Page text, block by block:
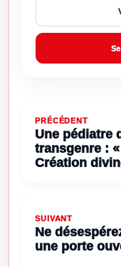
PRÉCÉDENT
Une pédiatre
transgenre :
Création
SUIVANT
Ne
une porte